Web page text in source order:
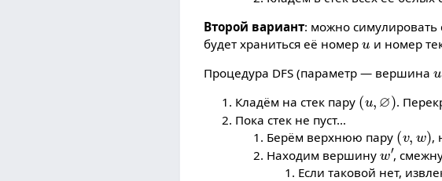
Второй вариант: можно симулировать
будет храниться её номер
u
и номер
Процедура DFS (параметр — вершина
Кладём на стек пару
( )
.
Пока стек не пуст…
Берём верхнюю пару
( )
,
Находим вершину
w′
,
Если таковой нет,